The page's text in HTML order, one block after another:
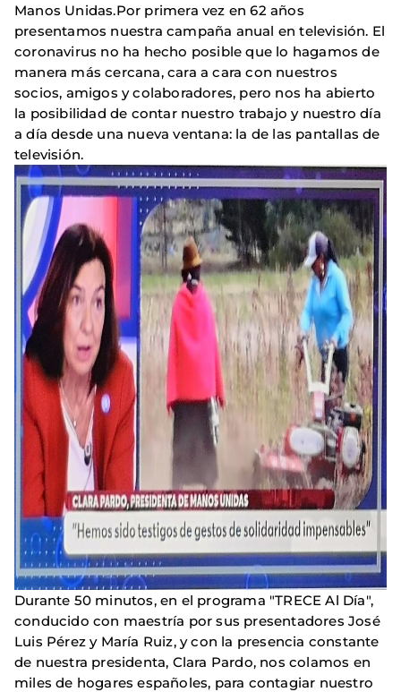
Manos Unidas.Por primera vez en 62 años
presentamos nuestra campaña anual en televisión. El
coronavirus no ha hecho posible que lo hagamos de
manera más cercana, cara a cara con nuestros
socios, amigos y colaboradores, pero nos ha abierto
la posibilidad de contar nuestro trabajo y nuestro día
a día desde una nueva ventana: la de las pantallas de
televisión.
Durante 50 minutos, en el programa "TRECE Al Día",
conducido con maestría por sus presentadores José
Luis Pérez y María Ruiz, y con la presencia constante
de nuestra presidenta, Clara Pardo, nos colamos en
miles de hogares españoles, para contagiar nuestro